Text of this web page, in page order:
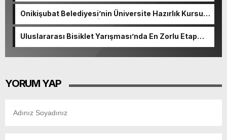
Onikişubat Belediyesi’nin Üniversite Hazırlık Kursu
başvurularında son gün 7 Ağustos.
Uluslararası Bisiklet Yarışması’nda En Zorlu Etap
YORUM YAP